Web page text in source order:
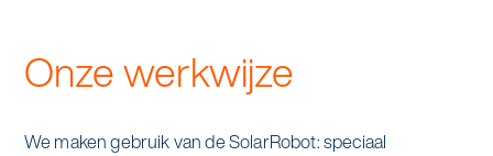
Onze werkwijze
We maken gebruik van de SolarRobot: speciaal